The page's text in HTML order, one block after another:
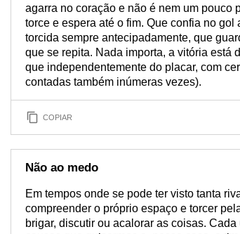
agarra no coração e não é nem um pouco
torce e espera até o fim. Que confia no
torcida sempre antecipadamente, que
que se repita. Nada importa, a vitória está
que independentemente do placar, com
contadas também inúmeras vezes).
COPIAR
Não ao medo
Em tempos onde se pode ter visto tanta
compreender o próprio espaço e torcer
brigar, discutir ou acalorar as coisas.